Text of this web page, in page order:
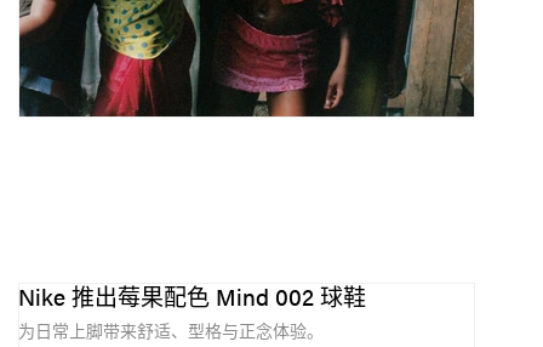
Nike 推出莓果配色 Mind 002 球鞋
为日常上脚带来舒适、型格与正念体验。